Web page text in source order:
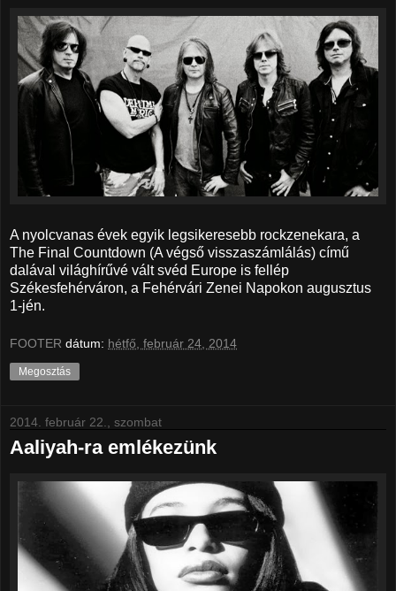
A nyolcvanas évek egyik legsikeresebb rockzenekara, a
The Final Countdown (A végső visszaszámlálás) című
dalával világhírűvé vált svéd Europe is fellép
Székesfehérváron, a Fehérvári Zenei Napokon augusztus
1-jén.
FOOTER dátum: hétfő, február 24, 2014
Megosztás
2014. február 22., szombat
Aaliyah-ra emlékezünk